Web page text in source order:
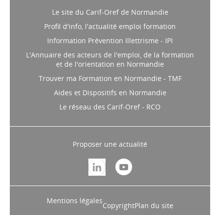
Le site du Carif-Oref de Normandie
Profil d'info, l'actualité emploi formation
Information Prévention Illettrisme - IPI
L'Annuaire des acteurs de l'emploi, de la formation
et de l'orientation en Normandie
Trouver ma Formation en Normandie - TMF
Aides et Dispositifs en Normandie
Le réseau des Carif-Oref - RCO
Proposer une actualité
Mentions légales
CopyrightPlan du site